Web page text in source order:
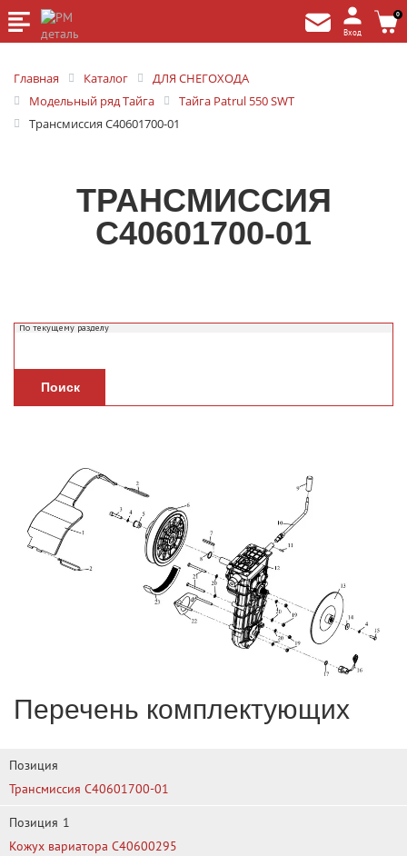
Вход
0
Главная Каталог
ДЛЯ СНЕГОХОДА
Модельный ряд Тайга
Тайга Patrul 550 SWT
Трансмиссия С40601700-01
ТРАНСМИССИЯ
С40601700-01
Поиск
Перечень комплектующих
Позиция
Трансмиссия C40601700-01
Позиция 1
Кожух вариатора C40600295